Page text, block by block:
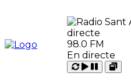
98.0 FM
En directe
Carregant
Reproduir
Pausar
Open